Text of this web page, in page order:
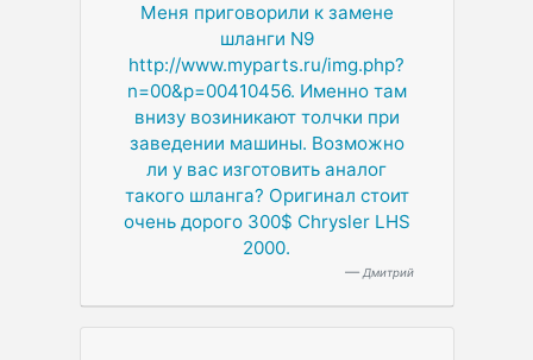
Меня приговорили к замене
шланги N9
http://www.myparts.ru/img.php?
n=00&p=00410456. Именно там
внизу возиникают толчки при
заведении машины. Возможно
ли у вас изготовить аналог
такого шланга? Оригинал стоит
очень дорого 300$ Chrysler LHS
2000.
Дмитрий